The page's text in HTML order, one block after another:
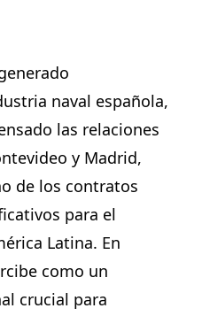
naval española,
las relaciones
y Madrid,
de los contratos
para el
Latina. En
como un
crucial para